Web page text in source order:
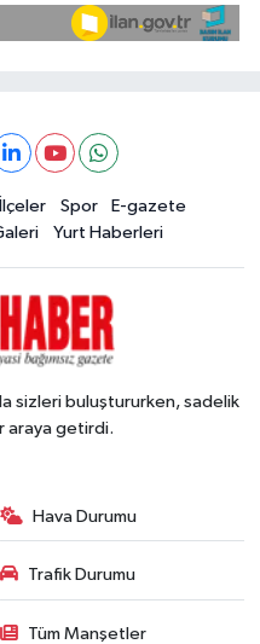
İlçeler Spor
E-gazete
Yurt Haberleri
sizleri buluştururken, sadelik
araya getirdi.
Hava Durumu
Trafik Durumu
Tüm Manşetler